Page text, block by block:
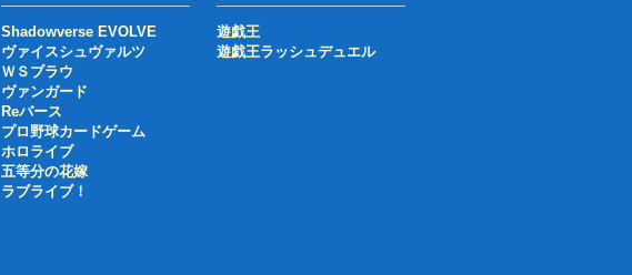
Shadowverse EVOLVE
ヴァイスシュヴァルツ
ＷＳブラウ
ヴァンガード
Reバース
プロ野球カードゲーム
ホロライブ
五等分の花嫁
ラブライブ！
遊戯王
遊戯王ラッシュデュエル